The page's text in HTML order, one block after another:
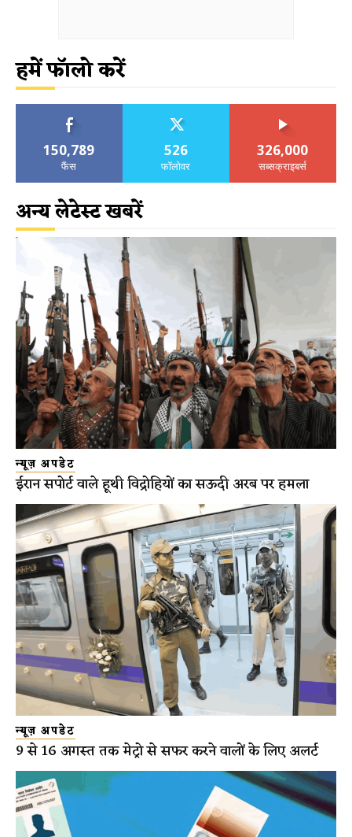
हमें फॉलो करें
150,789
फैंस
526
फॉलोवर
326,000
सब्सक्राइबर्स
अन्य लेटेस्ट खबरें
न्यूज़ अपडेट
ईरान सपोर्ट वाले हूथी विद्रोहियों का सऊदी अरब पर हमला
न्यूज़ अपडेट
9 से 16 अगस्त तक मेट्रो से सफर करने वालों के लिए अलर्ट